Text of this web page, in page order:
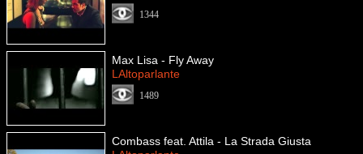
1344
Max Lisa - Fly Away
LAltoparlante
1489
Combass feat. Attila - La Strada Giusta